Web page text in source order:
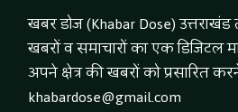
खबर डोज (Khabar Dose)
खबरों व समाचारों का एक डिजिटल
अपने क्षेत्र की खबरों को प्रसारित
khabardose@gmail.com